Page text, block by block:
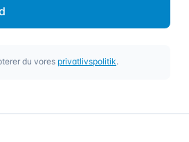
du vores privatlivspolitik.